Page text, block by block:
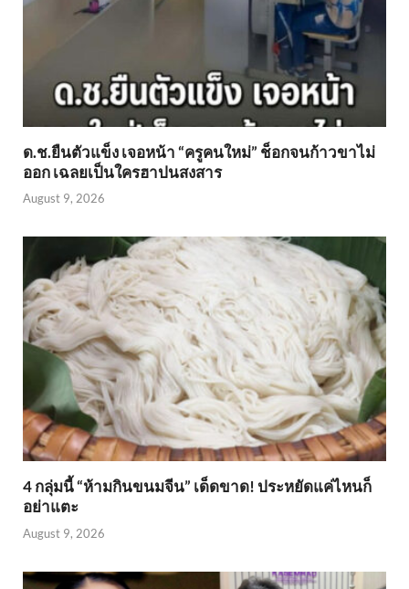
ด.ช.ยืนตัวแข็ง เจอหน้า “ครูคนใหม่” ช็อกจนก้าวขาไม่
ออก เฉลยเป็นใครฮาปนสงสาร
August 9, 2026
4 กลุ่มนี้ “ห้ามกินขนมจีน” เด็ดขาด! ประหยัดแค่ไหนก็
อย่าแตะ
August 9, 2026